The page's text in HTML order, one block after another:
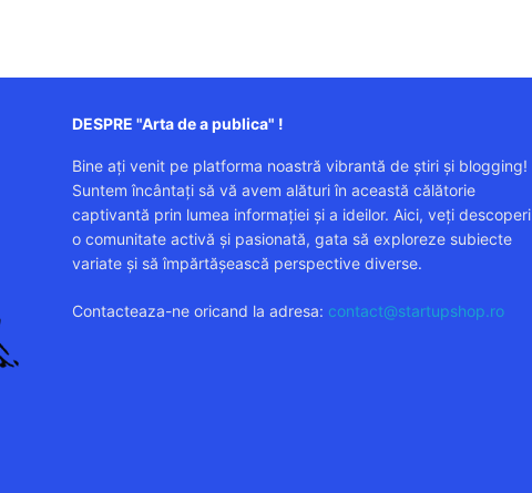
DESPRE "Arta de a publica" !
Bine ați venit pe platforma noastră vibrantă de știri și blogging!
Suntem încântați să vă avem alături în această călătorie
captivantă prin lumea informației și a ideilor. Aici, veți descoperi
o comunitate activă și pasionată, gata să exploreze subiecte
variate și să împărtășească perspective diverse.
Contacteaza-ne oricand la adresa: contact@startupshop.ro